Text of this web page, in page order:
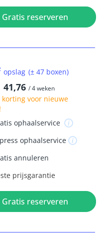
Gratis reserveren
opslag (± 47 boxen)
41,76 / 4 weken
kortingvoor nieuwe
ophaalservice
ophaalservice
annuleren
prijsgarantie
Gratis reserveren